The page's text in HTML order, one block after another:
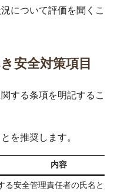
について評価を聞くこ
安全対策項目
する条項を明記するこ
を推奨します。
内容
る安全管理責任者の氏名と資